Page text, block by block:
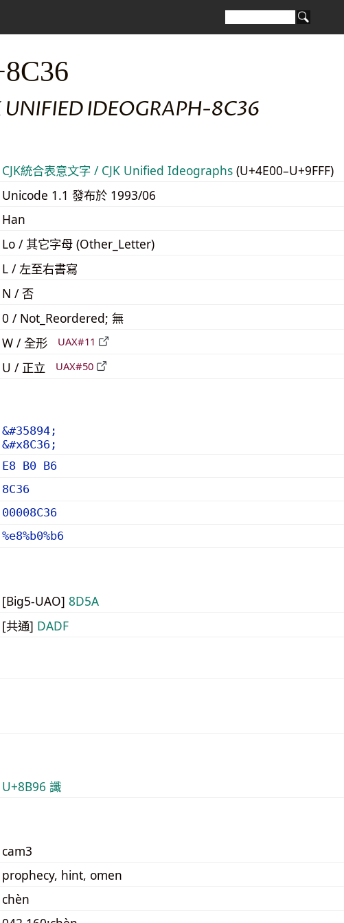
UNIFIED IDEOGRAPH-8C36
CJK統合表意文字 / CJK Unified Ideographs (U+4E00–U+9FFF)
Unicode 1.1 發布於 1993/06
Han
Lo / 其它字母 (Other_Letter)
L / 左至右書寫
N / 否
0 / Not_Reordered; 無
W / 全形 UAX#11
U / 正立 UAX#50
&#35894;
&#x8C36;
E8 B0 B6
8C36
00008C36
%e8%b0%b6
[Big5-UAO] 8D5A
[共通] DADF
U+8B96 讖
cam3
prophecy, hint, omen
chèn